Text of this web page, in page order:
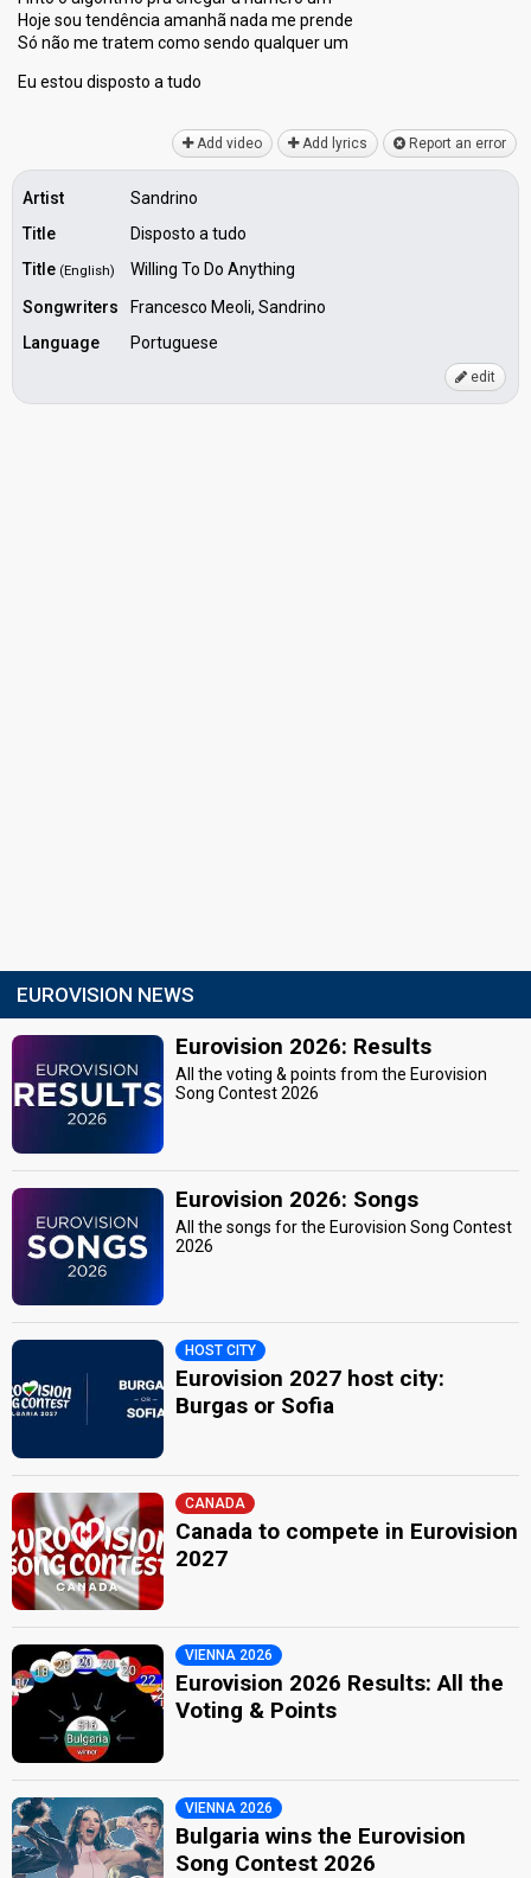
Hoje sou tendência amanhã nada me prende
Só não me tratem como sendo qualquer um
Eu estou dispoѕto а tudo
Add video Add lyrics Report an error
Artist
Sandrino
Title
Disposto a tudo
Title (English)
Willing To Do Anything
Songwriters
Francesco Meoli, Sandrino
Language
Portuguese
edit
EUROVISION NEWS
Eurovision 2026: Results
All the voting & points from the Eurovision
Song Contest 2026
Eurovision 2026: Songs
All the songs for the Eurovision Song Contest
2026
HOST CITY
Eurovision 2027 host city:
Burgas or Sofia
CANADA
Canada to compete in Eurovision
2027
VIENNA 2026
Eurovision 2026 Results: All the
Voting & Points
VIENNA 2026
Bulgaria wins the Eurovision
Song Contest 2026